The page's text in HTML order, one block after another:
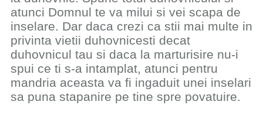
atunci Domnul te va milui si vei scapa de
inselare. Dar daca crezi ca stii mai multe in
privinta vietii duhovnicesti decat
duhovnicul tau si daca la marturisire nu-i
spui ce ti s-a intamplat, atunci pentru
mandria aceasta va fi ingaduit unei inselari
sa puna stapanire pe tine spre povatuire.